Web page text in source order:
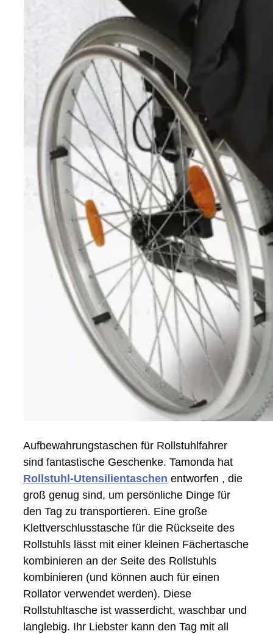
Aufbewahrungstaschen für Rollstuhlfahrer
sind fantastische Geschenke. Tamonda hat
Rollstuhl-Utensilientaschen entworfen , die
groß genug sind, um persönliche Dinge für
den Tag zu transportieren. Eine große
Klettverschlusstasche für die Rückseite des
Rollstuhls lässt mit einer kleinen Fächertasche
kombinieren an der Seite des Rollstuhls
kombinieren (und können auch für einen
Rollator verwendet werden). Diese
Rollstuhltasche ist wasserdicht, waschbar und
langlebig. Ihr Liebster kann den Tag mit all